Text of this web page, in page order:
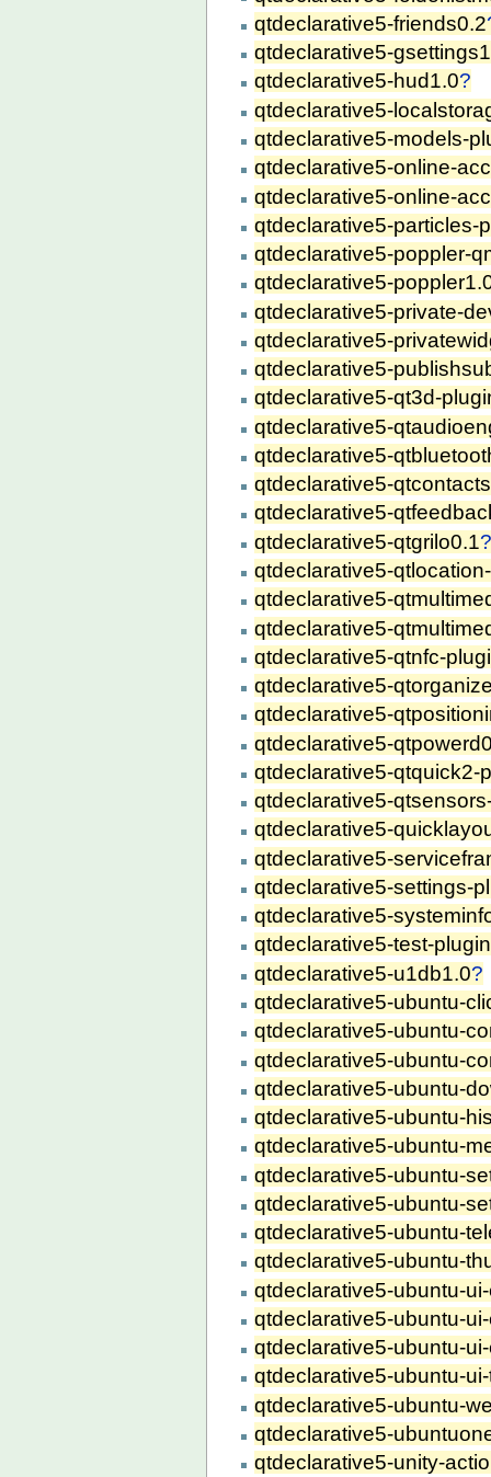
qtdeclarative5-friends0.2
qtdeclarative5-
qtdeclarative5-hud1.0?
qtdeclarative5-
qtdeclarative5-models-
qtdeclarative5-online-
qtdeclarative5-online-
qtdeclarative5-particles-
qtdeclarative5-poppler-
qtdeclarative5-
qtdeclarative5-private-
qtdeclarative5-
qtdeclarative5-
qtdeclarative5-qt3d-
qtdeclarative5-
qtdeclarative5-
qtdeclarative5-
qtdeclarative5-
qtdeclarative5-qtgrilo0.1
qtdeclarative5-
qtdeclarative5-
qtdeclarative5-
qtdeclarative5-qtnfc-
qtdeclarative5-
qtdeclarative5-
qtdeclarative5-
qtdeclarative5-qtquick2-
qtdeclarative5-
qtdeclarative5-
qtdeclarative5-
qtdeclarative5-settings-
qtdeclarative5-
qtdeclarative5-test-plugin
qtdeclarative5-u1db1.0?
qtdeclarative5-ubuntu-
qtdeclarative5-ubuntu-
qtdeclarative5-ubuntu-
qtdeclarative5-ubuntu-
qtdeclarative5-ubuntu-
qtdeclarative5-ubuntu-
qtdeclarative5-ubuntu-
qtdeclarative5-ubuntu-
qtdeclarative5-ubuntu-
qtdeclarative5-ubuntu-
qtdeclarative5-ubuntu-
qtdeclarative5-ubuntu-
qtdeclarative5-ubuntu-
qtdeclarative5-ubuntu-
qtdeclarative5-ubuntu-
qtdeclarative5-
qtdeclarative5-unity-